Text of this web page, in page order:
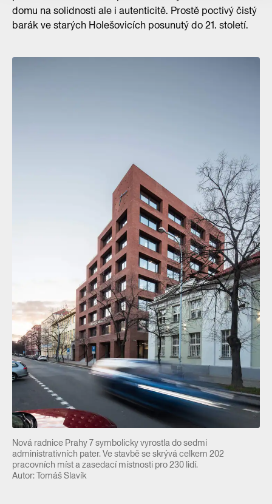
domu na solidnosti ale i autenticitě. Prostě poctivý čistý
barák ve starých Holešovicích posunutý do 21. století.
Nová radnice Prahy 7 symbolicky vyrostla do sedmi
administrativních pater. Ve stavbě se skrývá celkem 202
pracovních míst a zasedací místnosti pro 230 lidí.
Autor: Tomáš Slavík